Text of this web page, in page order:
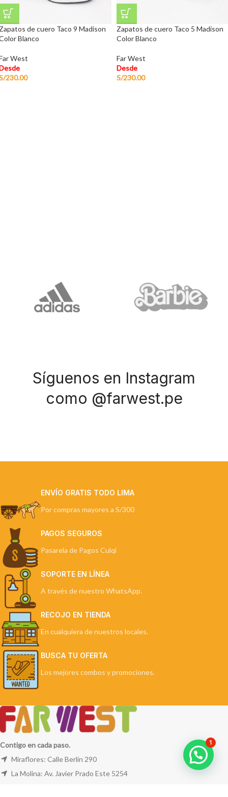
de cuero Taco 9 Madison
Blanco
West
230.00
Zapatos de cuero Taco 5 Madison
Color Blanco
Far West
Desde
S/230.00
Síguenos en Instagram
como @farwest.pe
ENVÍO GRATIS TODO LIMA
Por compras mayores a S/300
PAGOS SEGUROS
Pasarela de Pagos Culqi
SOPORTE EN LÍNEA
A través de nuestro WhatsApp.
RECOJO EN TIENDA
En cualquiera de nuestros locales.
BUSCA TU OFERTA
Los mejores combos y promociones.
Contigo en cada paso.
Miraflores: Calle Berlín 290
La Molina: Av. Javier Prado Este 5254
1